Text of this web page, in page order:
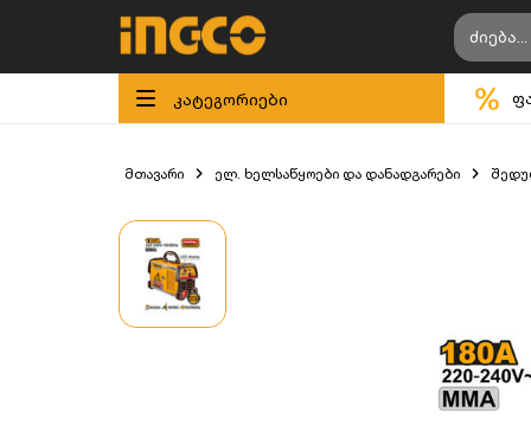
კატეგორიები
მთავარი ელ. ხელსაწყოები და დანადგარები